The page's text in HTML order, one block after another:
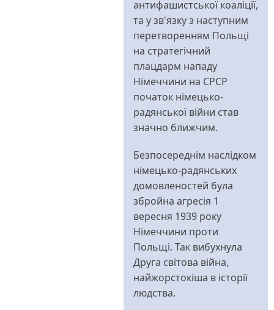
антифашистської коаліції,
та у зв'язку з наступним
перетворенням Польщі
на стратегічний
плацдарм нападу
Німеччини на СРСР
початок німецько-
радянської війни став
значно ближчим.
Безпосереднім наслідком
німецько-радянських
домовленостей була
збройна агресія 1
вересня 1939 року
Німеччини проти
Польщі. Так вибухнула
Друга світова війна,
найжорстокіша в історії
людства.